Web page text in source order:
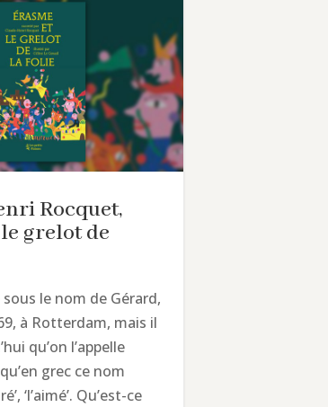
Rocquet,
grelot de
le nom de Gérard,
à Rotterdam, mais il
qu’on l’appelle
grec ce nom
‘l’aimé’. Qu’est-ce